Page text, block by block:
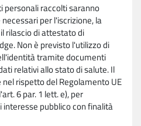
personali raccolti saranno
per l'iscrizione, la
rilascio di attestato di
Non è previsto l'utilizzo di
tramite documenti
relativi allo stato di salute. Il
rispetto del Regolamento UE
6 par. 1 lett. e), per
pubblico con finalità